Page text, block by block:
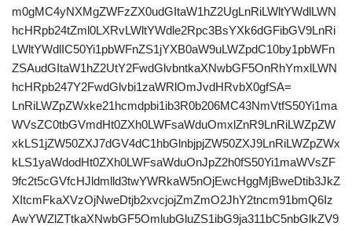
m0gMC4yNXMgZWFzZX0udGItaW1hZ2UgLnRiLWltYWdlLWN
hcHRpb24tZml0LXRvLWltYWdle2Rpc3BsYXk6dGFibGV9LnRi
LWltYWdlIC50Yi1pbWFnZS1jYXB0aW9uLWZpdC10by1pbWFn
ZSAudGItaW1hZ2UtY2FwdGlvbntkaXNwbGF5OnRhYmxlLWN
hcHRpb247Y2FwdGlvbi1zaWRlOmJvdHRvbX0gfSA=
LnRiLWZpZWxke21hcmdpbi1ib3R0b206MC43NmVtfS50Yi1ma
WVsZC0tbGVmdHt0ZXh0LWFsaWduOmxlZnR9LnRiLWZpZW
xkLS1jZW50ZXJ7dGV4dC1hbGlnbjpjZW50ZXJ9LnRiLWZpZWx
kLS1yaWdodHt0ZXh0LWFsaWduOnJpZ2h0fS50Yi1maWVsZF
9fc2t5cGVfcHJldmlld3twYWRkaW5nOjEwcHggMjBweDtib3JkZ
XItcmFkaXVzOjNweDtjb2xvcjojZmZmO2JhY2tncm91bmQ6Iz
AwYWZlZTtkaXNwbGF5OmlubGluZS1ibG9ja311bC5nbGlkZV9